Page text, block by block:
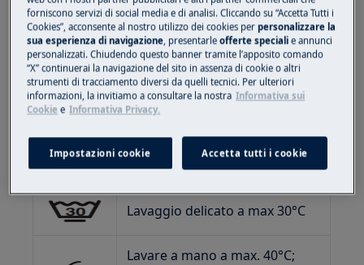
Lavaggio caldo a max 40°C,
programma normale
Lavaggio caldo a max 30°C,
programma normale
Lavaggio delicato a max 40°C
Lavaggio delicato a max 30°C
Lavare a mano a max. 40°C;
forniscono servizi di social media e di analisi. Cliccando su “Accetta Tutti i
Cookies”, acconsente al nostro utilizzo dei cookies perpersonalizzare la
sua esperienza di navigazione, presentarleofferte speciali e annunci
personalizzati. Chiudendo questo banner tramite l’apposito comando
“X” continuerai la navigazione del sito in assenza di cookie o altri
strumenti di tracciamento diversi da quelli tecnici. Per ulteriori
informazioni, la invitiamo a consultare la nostra Informativa sui
Cookie e Informativa Privacy.
Impostazioni cookie Accetta tutti i cookie